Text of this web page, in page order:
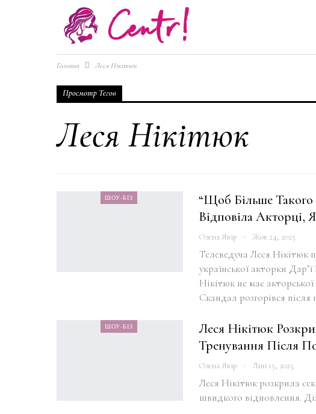
Головна Леся Нікітюк
Просмотр Тегов
Леся Нікітюк
ШОУ-БІЗ
“Щоб Більше
Відповіла Акторці,
Олена Явір Жов 24, 2025
Телеведуча Леся Нікітюк
української акторки
Нікітюк не має
Скандал розгорівся після
ШОУ-БІЗ
Леся Нікітюк
Тренування Після
Олена Явір Лип 15, 2025
Леся Нікітюк розкрила
швидкого відновлення.